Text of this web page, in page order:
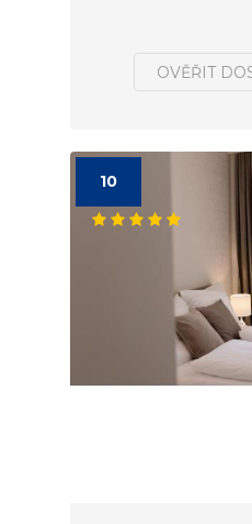
OVĚŘIT
10